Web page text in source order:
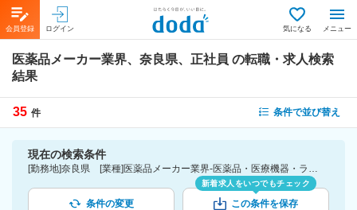
会員登録 ログイン 気になる メニュー
医薬品メーカー業界、奈良県、正社員 の転職・求人検索
結果
35 件 条件で並び替え
現在の検索条件
[勤務地]奈良県 [業種]医薬品メーカー業界-医薬品・医療機器・ライフサイエンス・医療系サービス [雇用形態]正社員
条件の変更
新着求人をいつでもチェック
この条件を保存